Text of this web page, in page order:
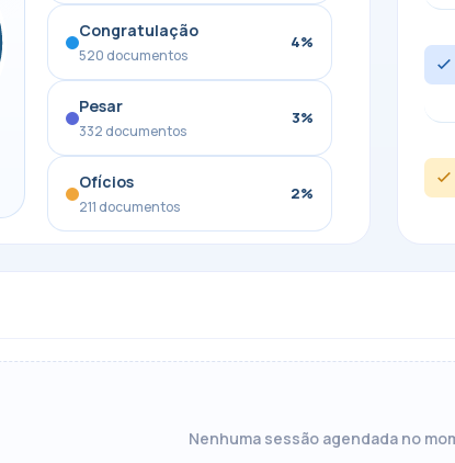
Congratulação
520 documentos
4%
Pesar
332 documentos
3%
Ofícios
211 documentos
2%
Nenhuma sessão agendada no